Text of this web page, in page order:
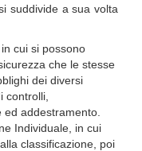
suddivide a sua volta
cui si possono
che le stesse
dei diversi
controlli,
addestramento.
Individuale, in cui
classificazione, poi